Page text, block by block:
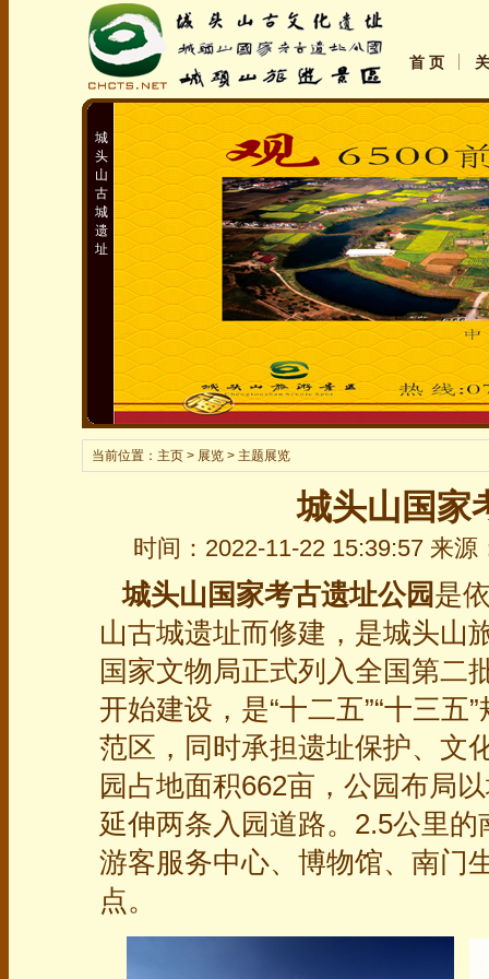
首 页
城
头
山
古
城
遗
址
当前位置： 主页> 展览 > 主题展览
城头山国家
时间：2022-11-22 15:39:57 来
城头山国家考古遗址公园是
山古城遗址而修建，是城头山
国家文物局正式列入全国第二
开始建设，是“十二五”“十三
范区，同时承担遗址保护、文
园占地面积662亩，公园布局
延伸两条入园道路。2.5公里
游客服务中心、博物馆、南门
点。